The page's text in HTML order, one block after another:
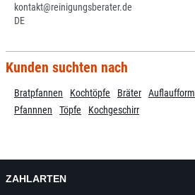
kontakt@reinigungsberater.de
DE
Kunden suchten nach
Bratpfannen Kochtöpfe Bräter Auflaufform
Pfannnen
Töpfe Kochgeschirr
ZAHLARTEN